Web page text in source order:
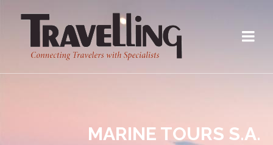
MARINE TOURS S.A.